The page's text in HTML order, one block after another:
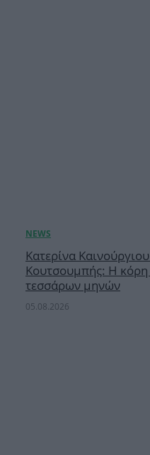
Κατερίνα
Κουτσουμπής: Η κόρη
τεσσάρων μηνών
05.08.2026